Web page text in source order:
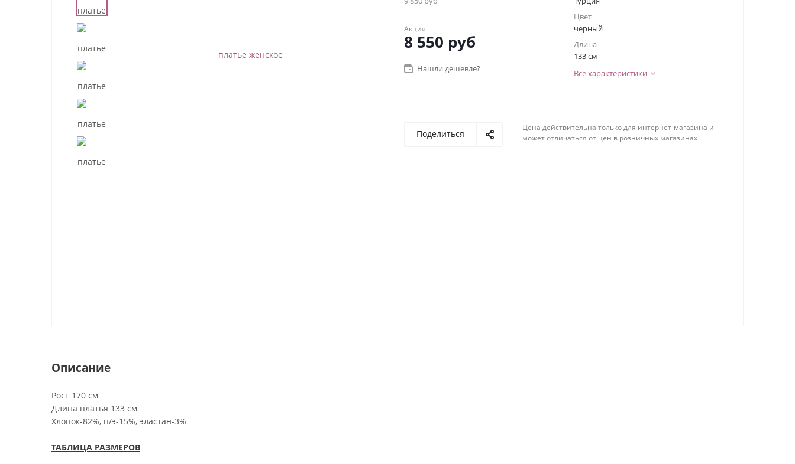
Акция
8 550 руб
Нашли дешевле?
Цвет
черный
Длина
133 см
Все характеристики
Поделиться
Цена действительна только для интернет-магазина и
может отличаться от цен в розничных магазинах
Описание
Рост 170 см
Длина платья 133 см
Хлопок-82%, п/э-15%, эластан-3%
ТАБЛИЦА РАЗМЕРОВ